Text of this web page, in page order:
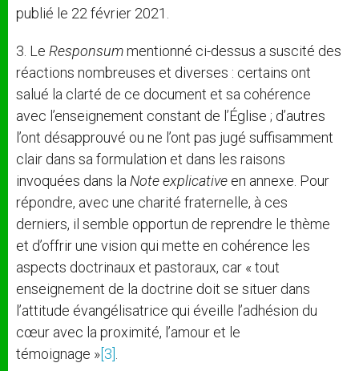
publié le 22 février 2021.
3. Le Responsummentionné ci-dessus a suscité des
réactions nombreuses et diverses : certains ont
salué la clarté de ce document et sa cohérence
avec l’enseignement constant de l’Église ; d’autres
l’ont désapprouvé ou ne l’ont pas jugé suffisamment
clair dans sa formulation et dans les raisons
invoquées dans la Note explicative en annexe. Pour
répondre, avec une charité fraternelle, à ces
derniers, il semble opportun de reprendre le thème
et d’offrir une vision qui mette en cohérence les
aspects doctrinaux et pastoraux, car « tout
enseignement de la doctrine doit se situer dans
l’attitude évangélisatrice qui éveille l’adhésion du
cœur avec la proximité, l’amour et le
témoignage » [3]